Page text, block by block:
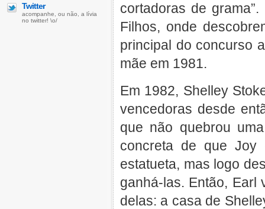
cortadoras de
Filhos, onde
principal do concurso
mãe em 1981.
Em 1982, Shelley
vencedoras desde
que não quebrou
concreta de que Joy
estatueta, mas logo
ganhá-las. Então, Earl
delas: a casa de
Twitter
acompanhe, ou não, a lívia
no twitter! \o/